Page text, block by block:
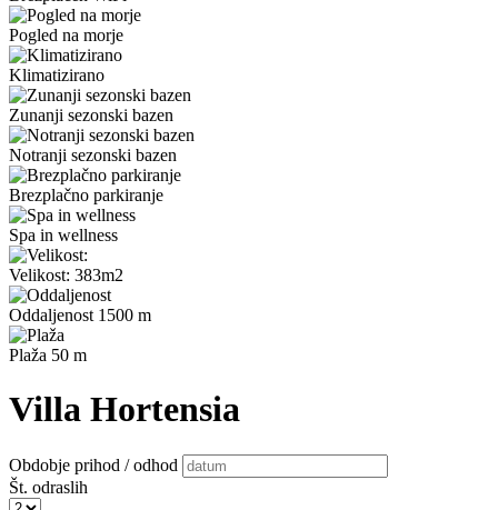
Pogled na morje
Klimatizirano
Zunanji sezonski bazen
Notranji sezonski bazen
Brezplačno parkiranje
Spa in wellness
Velikost: 383m2
Oddaljenost 1500 m
Plaža 50 m
Villa Hortensia
Obdobje prihod / odhod
Št. odraslih